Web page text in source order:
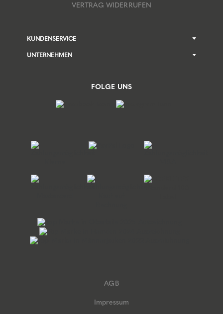
VERTRAG WIDERRUFEN
KUNDENSERVICE
UNTERNEHMEN
FOLGE UNS
AGB
Impressum